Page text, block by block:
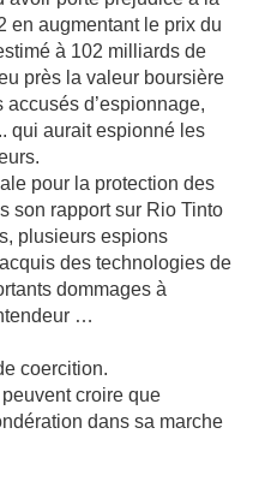
en augmentant le prix du
à 102 milliards de
près la valeur boursière
d’espionnage,
qui aurait espionné les
pour la protection des
son rapport sur Rio Tinto
plusieurs espions
des technologies de
dommages à
…
coercition.
croire que
dans sa marche